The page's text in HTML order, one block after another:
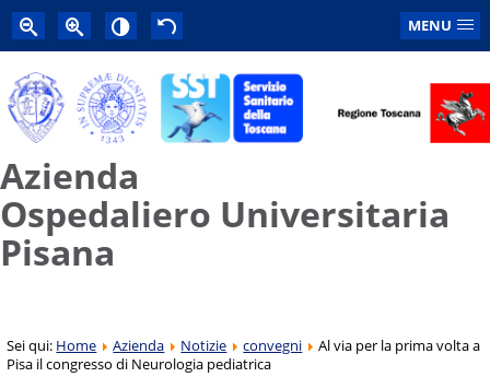
MENU
Azienda
Ospedaliero Universitaria
Pisana
Sei qui: Home Azienda Notizie convegni
Al via per la prima volta a
Pisa il congresso di Neurologia pediatrica